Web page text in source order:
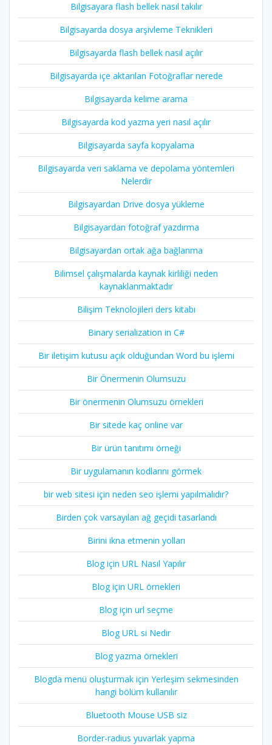
Bilgisayara flash bellek nasıl takılır
Bilgisayarda dosya arşivleme Teknikleri
Bilgisayarda flash bellek nasıl açılır
Bilgisayarda içe aktarılan Fotoğraflar nerede
Bilgisayarda kelime arama
Bilgisayarda kod yazma yeri nasıl açılır
Bilgisayarda sayfa kopyalama
Bilgisayarda veri saklama ve depolama yöntemleri
Nelerdir
Bilgisayardan Drive dosya yükleme
Bilgisayardan fotoğraf yazdırma
Bilgisayardan ortak ağa bağlanma
Bilimsel çalışmalarda kaynak kirliliği neden
kaynaklanmaktadır
Bilişim Teknolojileri ders kitabı
Binary serialization in C#
Bir iletişim kutusu açık olduğundan Word bu işlemi
Bir Önermenin Olumsuzu
Bir önermenin Olumsuzu örnekleri
Bir sitede kaç online var
Bir ürün tanıtımı örneği
Bir uygulamanın kodlarını görmek
bir web sitesi için neden seo işlemi yapılmalıdır?
Birden çok varsayılan ağ geçidi tasarlandı
Birini ikna etmenin yolları
Blog için URL Nasıl Yapılır
Blog için URL örnekleri
Blog için url seçme
Blog URL si Nedir
Blog yazma örnekleri
Blogda menü oluşturmak için Yerleşim sekmesinden
hangi bölüm kullanılır
Bluetooth Mouse USB siz
Border-radius yuvarlak yapma